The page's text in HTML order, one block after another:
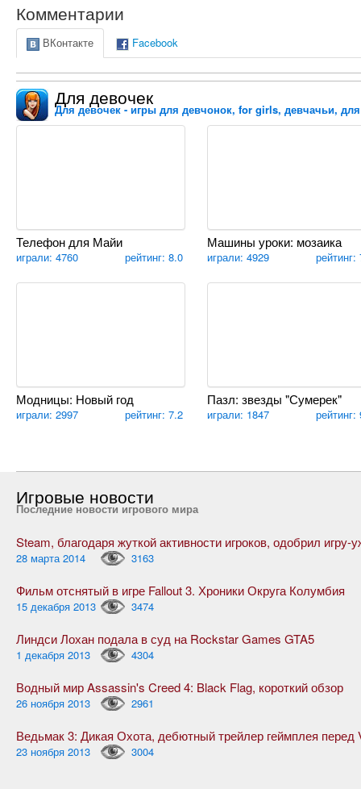
Комментарии
ВКонтакте Facebook
Для девочек
Для девочек - игры для девчонок, for girls, девчачьи,
Телефон для Майи
играли: 4760 рейтинг: 8.0
Машины уроки: мозаика
играли: 4929 рейтинг:
Модницы: Новый год
играли: 2997 рейтинг: 7.2
Пазл: звезды "Сумерек"
играли: 1847 рейтинг:
Игровые новости
Последние новости игрового мира
28 марта 2014 3163
Фильм отснятый в игре Fallout 3. Хроники Округа Колумбия
15 декабря 2013 3474
Линдси Лохан подала в суд на Rockstar Games GTA5
1 декабря 2013 4304
Водный мир Assassin's Creed 4: Black Flag, короткий обзор
26 ноября 2013 2961
23 ноября 2013 3004